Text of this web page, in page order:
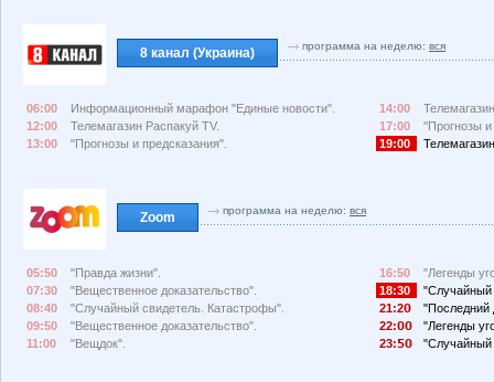
8 канал (Украина) программа на неделю: вся
06:00
Информационный марафон "Единые новости".
12:00
Телемагазин Распакуй TV.
13:00
"Прогнозы и предсказания".
14:00
17:00
"Прогнозы и
19:00
Zoom программа на неделю: вся
05:50
"Правда жизни".
07:30
"Вещественное доказательство".
08:40
"Случайный свидетель. Катастрофы".
09:50
"Вещественное доказательство".
11:00
"Вещдок".
16:50
"Легенды
18:30
"Случайный
21:2
"Последний
22:
"Легенды
23:
"Случайный